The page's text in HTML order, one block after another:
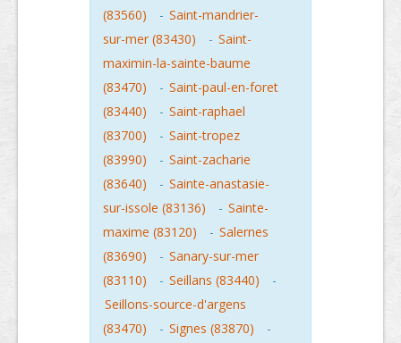
(83560)
- Saint-mandrier-
sur-mer (83430)
- Saint-
maximin-la-sainte-baume
(83470)
- Saint-paul-en-foret
(83440)
- Saint-raphael
(83700)
- Saint-tropez
(83990)
- Saint-zacharie
(83640)
- Sainte-anastasie-
sur-issole (83136)
- Sainte-
maxime (83120)
- Salernes
(83690)
- Sanary-sur-mer
(83110)
- Seillans (83440)
-
Seillons-source-d'argens
(83470)
- Signes (83870)
-